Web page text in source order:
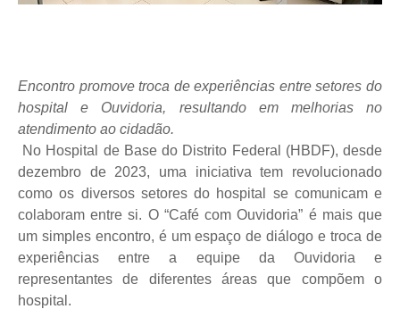
Encontro promove troca de experiências entre setores do
hospital e Ouvidoria, resultando em melhorias no
atendimento ao cidadão.
No Hospital de Base do Distrito Federal (HBDF), desde
dezembro de 2023, uma iniciativa tem revolucionado
como os diversos setores do hospital se comunicam e
colaboram entre si. O “Café com Ouvidoria” é mais que
um simples encontro, é um espaço de diálogo e troca de
experiências entre a equipe da Ouvidoria e
representantes de diferentes áreas que compõem o
hospital.